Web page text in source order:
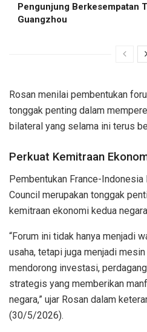
Pengunjung Berkesempatan
Guangzhou
Rosan menilai pembentukan
tonggak penting dalam
bilateral yang selama ini terus
Perkuat Kemitraan
Pembentukan France-
Council merupakan tonggak
kemitraan ekonomi kedua
“Forum ini tidak hanya menjadi
usaha, tetapi juga menjadi
mendorong investasi,
strategis yang memberikan
negara,” ujar Rosan dalam
(30/5/2026).